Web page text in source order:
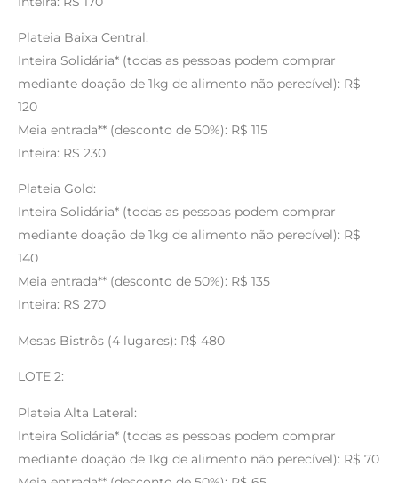
Plateia Baixa Central:
Inteira Solidária* (todas as pessoas podem comprar
mediante doação de 1kg de alimento não perecível): R$
120
Meia entrada** (desconto de 50%): R$ 115
Inteira: R$ 230
Plateia Gold:
Inteira Solidária* (todas as pessoas podem comprar
mediante doação de 1kg de alimento não perecível): R$
140
Meia entrada** (desconto de 50%): R$ 135
Inteira: R$ 270
Mesas Bistrôs (4 lugares): R$ 480
LOTE 2:
Plateia Alta Lateral:
Inteira Solidária* (todas as pessoas podem comprar
mediante doação de 1kg de alimento não perecível): R$ 70